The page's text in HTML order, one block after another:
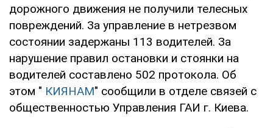
дорожного движения не получили телесных
повреждений. За управление в нетрезвом
состоянии задержаны 113 водителей. За
нарушение правил остановки и стоянки на
водителей составлено 502 протокола. Об
этом " КИЯНАМ" сообщили в отделе связей с
общественностью Управления ГАИ г. Киева.